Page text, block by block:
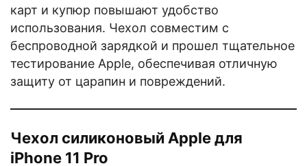
карт и купюр повышают удобство
использования. Чехол совместим с
беспроводной зарядкой и прошел тщательное
тестирование Apple, обеспечивая отличную
защиту от царапин и повреждений.
Чехол силиконовый Apple для
iPhone 11 Pro